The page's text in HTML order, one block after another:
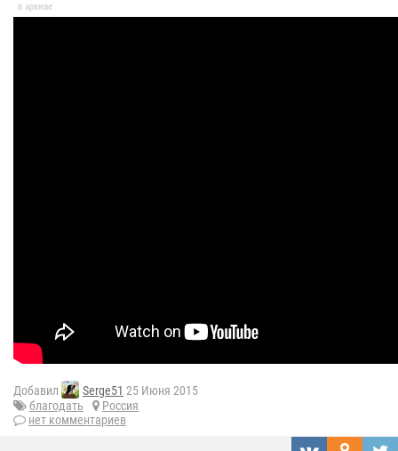
в архиве
Добавил Serge51 25 Июня 2015
благодать
Россия
нет комментариев